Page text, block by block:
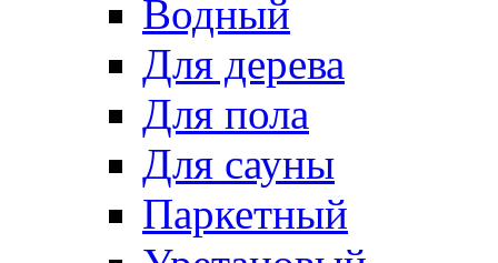
Водный
Для дерева
Для пола
Для сауны
Паркетный